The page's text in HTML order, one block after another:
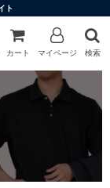
ト
カート マイページ 検索